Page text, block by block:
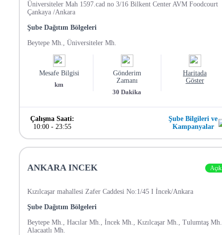
Üniversiteler Mah 1597.cad no 3/16 Bilkent Center AVM Foodcourt
Çankaya /Ankara
Şube Dağıtım Bölgeleri
Beytepe Mh., Üniversiteler Mh.
Mesafe Bilgisi
km
Gönderim
Zamanı
30 Dakika
Haritada
Göster
Çalışma Saati:
10:00- 23:55
Şube Bilgileri ve
Kampanyalar
ANKARA INCEK Açık
Kızılcaşar mahallesi Zafer Caddesi No:1/45 I İncek/Ankara
Şube Dağıtım Bölgeleri
Beytepe Mh., Hacılar Mh., İncek Mh., Kızılcaşar Mh., Tulumtaş
Alacaatlı Mh.